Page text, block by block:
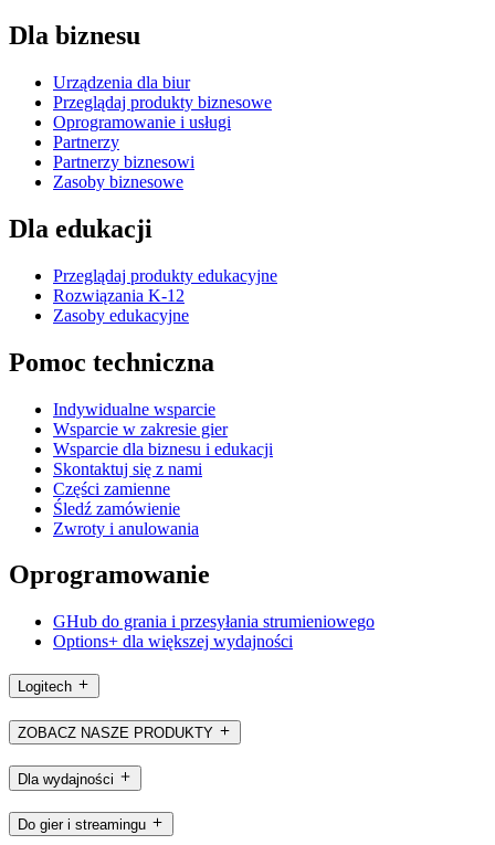
Dla biznesu
Urządzenia dla biur
Przeglądaj produkty biznesowe
Oprogramowanie i usługi
Partnerzy
Partnerzy biznesowi
Zasoby biznesowe
Dla edukacji
Przeglądaj produkty edukacyjne
Rozwiązania K-12
Zasoby edukacyjne
Pomoc techniczna
Indywidualne wsparcie
Wsparcie w zakresie gier
Wsparcie dla biznesu i edukacji
Skontaktuj się z nami
Części zamienne
Śledź zamówienie
Zwroty i anulowania
Oprogramowanie
GHub do grania i przesyłania strumieniowego
Options+ dla większej wydajności
Logitech
ZOBACZ NASZE PRODUKTY
Dla wydajności
Do gier i streamingu